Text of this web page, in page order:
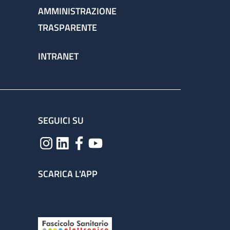
AMMINISTRAZIONE
TRASPARENTE
INTRANET
SEGUICI SU
SCARICA L'APP